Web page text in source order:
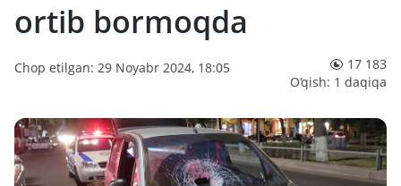
ortib bormoqda
Chop etilgan: 29 Noyabr 2024, 18:05
17 183
O‘qish: 1 daqiqa